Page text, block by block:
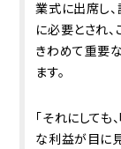
業式に出席し
に必要とされ
きわめて重要
ます。
「それにして
な利益が目に